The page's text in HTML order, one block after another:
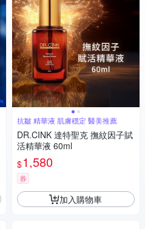
抗皺 精華液 肌膚穩定 醫美推薦
DR.CINK 達特聖克 撫紋因子賦
活精華液 60ml
$1,580
券
加入購物車